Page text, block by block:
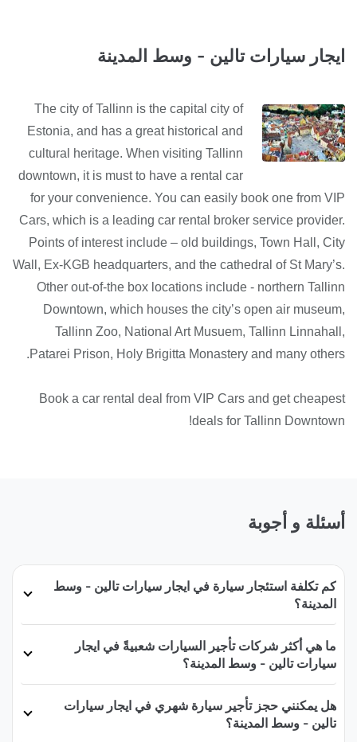
ايجار سيارات تالين - وسط المدينة
The city of Tallinn is the capital city of
Estonia, and has a great historical and
cultural heritage. When visiting Tallinn
downtown, it is must to have a rental car
for your convenience. You can easily book one from VIP
Cars, which is a leading car rental broker service provider.
Points of interest include – old buildings, Town Hall, City
Wall, Ex-KGB headquarters, and the cathedral of St Mary’s.
Other out-of-the box locations include - northern Tallinn
Downtown, which houses the city’s open air museum,
Tallinn Zoo, National Art Musuem, Tallinn Linnahall,
Patarei Prison, Holy Brigitta Monastery and many others.
Book a car rental deal from VIP Cars and get cheapest
deals for Tallinn Downtown!
أسئلة و أجوبة
كم تكلفة استئجار سيارة في ايجار سيارات تالين - وسط
المدينة؟
ما هي أكثر شركات تأجير السيارات شعبيةً في ايجار
سيارات تالين - وسط المدينة؟
هل يمكنني حجز تأجير سيارة شهري في ايجار سيارات
تالين - وسط المدينة؟